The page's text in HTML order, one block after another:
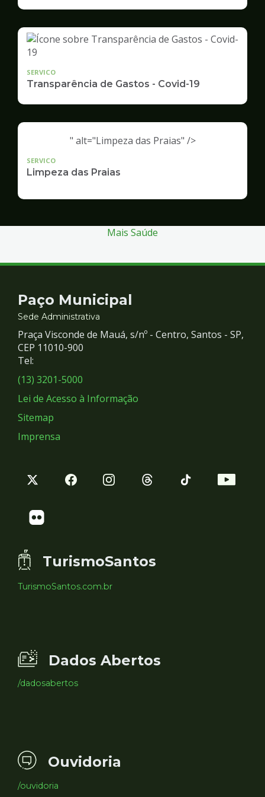
Infraestrutura
Serviços
Públicos
SERVICO
Transparência de Gastos - Covid-19
" alt="Limpeza das Praias" />
SERVICO
Limpeza das Praias
Mais Saúde
Contato
e
Redes
Sociais
Paço Municipal
Sede Administrativa
Praça Visconde de Mauá, s/nº - Centro, Santos - SP,
CEP 11010-900
Tel:
(13) 3201-5000
Lei de Acesso à Informação
Sitemap
Imprensa
TurismoSantos
TurismoSantos.com.br
Dados Abertos
/dadosabertos
Ouvidoria
/ouvidoria